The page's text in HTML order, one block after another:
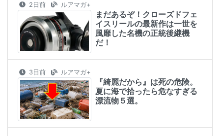
2日前 ルアマガ+
まだあるぞ！クローズドフェ
イスリールの最新作は一世を
風靡した名機の正統後継機
だ！
3日前 ルアマガ+
『綺麗だから』は死の危険。
夏に海で拾ったら危なすぎる
漂流物５選。